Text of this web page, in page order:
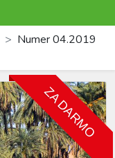
Numer 04.2019
ZA DARMO